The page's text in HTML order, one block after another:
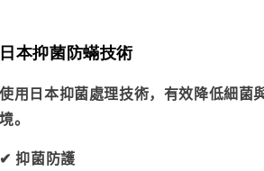
日本抑菌防蟎技術
使用日本抑菌處理技術，有效降低細菌
境。
✔ 抑菌防護